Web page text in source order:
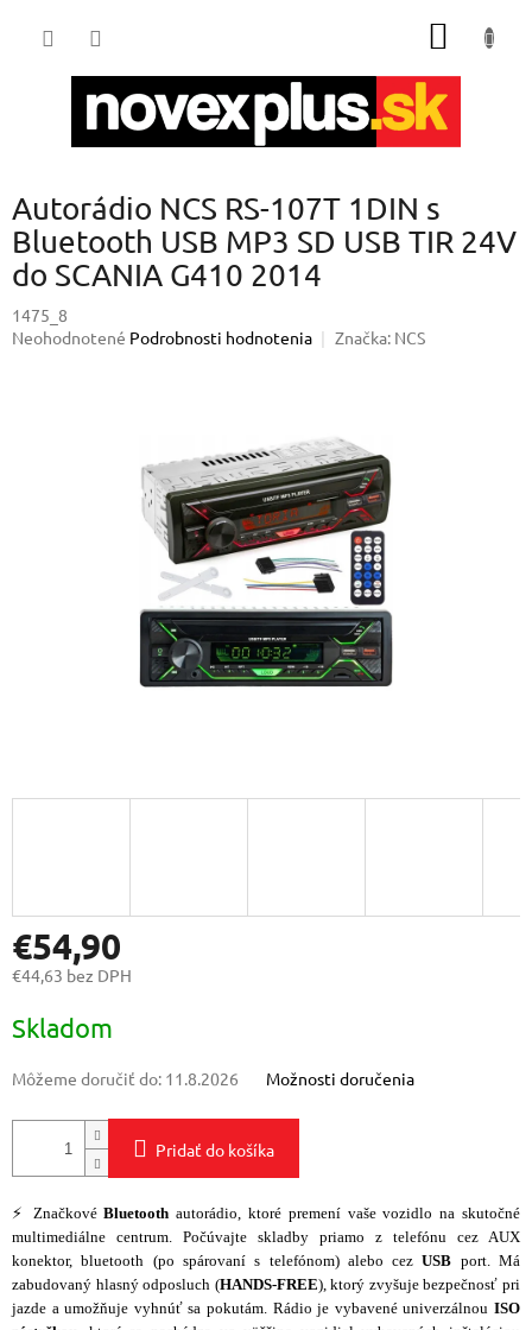
Autorádio NCS RS-107T 1DIN s
Bluetooth USB MP3 SD USB TIR 24V
do SCANIA G410 2014
1475_8
Priemerné
Neohodnotené Podrobnosti hodnotenia Značka: NCS
€54,90
€44,63 bez DPH
cena:
Skladom
Môžeme doručiť do: 11.8.2026 Možnosti doručenia
Pridať do košíka
⚡ ZnačkovéBluetooth autorádio, ktoré premení vaše vozidlo na skutočné
multimediálne centrum. Počúvajte skladby priamo z telefónu cez AUX
konektor, bluetooth (po spárovaní s telefónom) alebo cezUSB port. Má
zabudovaný hlasný odposluch (HANDS-FREE), ktorý zvyšuje bezpečnosť pri
jazde a umožňuje vyhnúť sa pokutám. Rádio je vybavené univerzálnou ISO